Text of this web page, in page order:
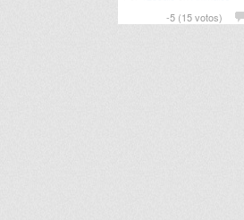
-5 (15 votos)